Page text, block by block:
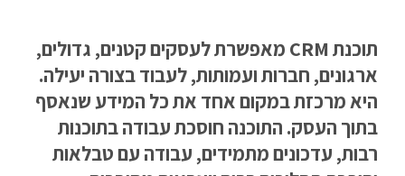
תוכנת CRM מאפשרת לעסקים קטנים, גדולים,
ארגונים, חברות ועמותות, לעבוד בצורה יעילה.
היא מרכזת במקום אחד את כל המידע שנאסף
בתוך העסק. התוכנה חוסכת עבודה בתוכנות
רבות, עדכונים מתמידים, עבודה עם טבלאות